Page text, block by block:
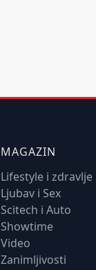
MAGAZIN
Lifestyle i zdravlje
Ljubav i Sex
Scitech i Auto
Showtime
Video
Zanimljivosti